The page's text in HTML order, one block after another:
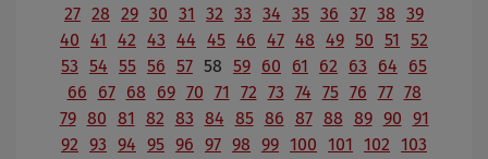
27 28 29 30 31 32 33 34 35 36 37 38 39
40 41 42 43 44 45 46 47 48 49 50 51
52
53 54 55 56 57 58 59 60 61 62 63 64
65
66
67 68 69 70 71 72 73 74 75 76 77 78
79 80 81 82 83 84 85 86 87 88 89 90 91
92 93 94 95 96 97 98 99 100 101 102 103